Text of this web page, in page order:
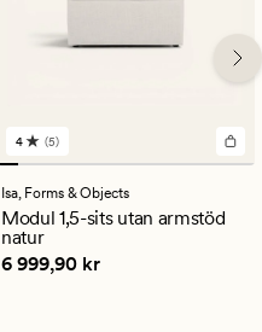
5
omdömen
med
ett
genomsnittligt
betyg
på
4 (5)
Isa, Forms & Objects
Modul 1,5-sits utan armstöd
natur
Pris 6 999,90 kr
6 999,90 kr